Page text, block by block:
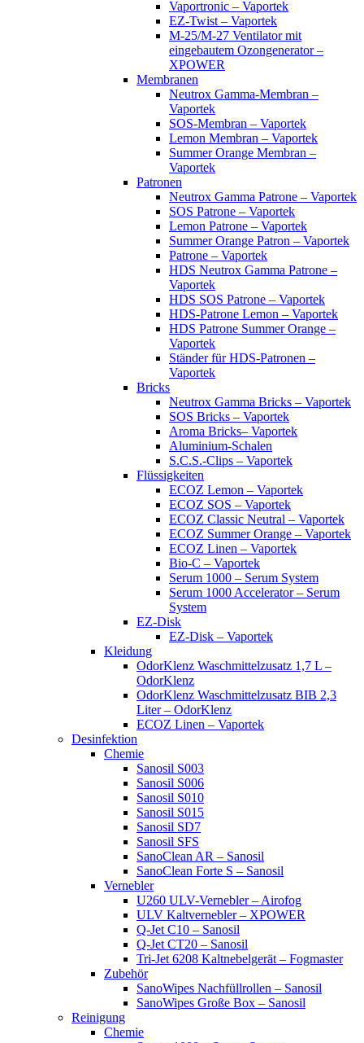
Vaportronic – Vaportek
EZ-Twist – Vaportek
M-25/M-27 Ventilator mit
eingebautem Ozongenerator –
XPOWER
Membranen
Neutrox Gamma-Membran –
Vaportek
SOS-Membran – Vaportek
Lemon Membran – Vaportek
Summer Orange Membran –
Vaportek
Patronen
Neutrox Gamma Patrone – Vaportek
SOS Patrone – Vaportek
Lemon Patrone – Vaportek
Summer Orange Patron – Vaportek
Patrone – Vaportek
HDS Neutrox Gamma Patrone –
Vaportek
HDS SOS Patrone – Vaportek
HDS-Patrone Lemon – Vaportek
HDS Patrone Summer Orange –
Vaportek
Ständer für HDS-Patronen –
Vaportek
Bricks
Neutrox Gamma Bricks – Vaportek
SOS Bricks – Vaportek
Aroma Bricks– Vaportek
Aluminium-Schalen
S.C.S.-Clips – Vaportek
Flüssigkeiten
ECOZ Lemon – Vaportek
ECOZ SOS – Vaportek
ECOZ Classic Neutral – Vaportek
ECOZ Summer Orange – Vaportek
ECOZ Linen – Vaportek
Bio-C – Vaportek
Serum 1000 – Serum System
Serum 1000 Accelerator – Serum
System
EZ-Disk
EZ-Disk – Vaportek
Kleidung
OdorKlenz Waschmittelzusatz 1,7 L –
OdorKlenz
OdorKlenz Waschmittelzusatz BIB 2,3
Liter – OdorKlenz
ECOZ Linen – Vaportek
Desinfektion
Chemie
Sanosil S003
Sanosil S006
Sanosil S010
Sanosil S015
Sanosil SD7
Sanosil SFS
SanoClean AR – Sanosil
SanoClean Forte S – Sanosil
Vernebler
U260 ULV-Vernebler – Airofog
ULV Kaltvernebler – XPOWER
Q-Jet C10 – Sanosil
Q-Jet CT20 – Sanosil
Tri-Jet 6208 Kaltnebelgerät – Fogmaster
Zubehör
SanoWipes Nachfüllrollen – Sanosil
SanoWipes Große Box – Sanosil
Reinigung
Chemie